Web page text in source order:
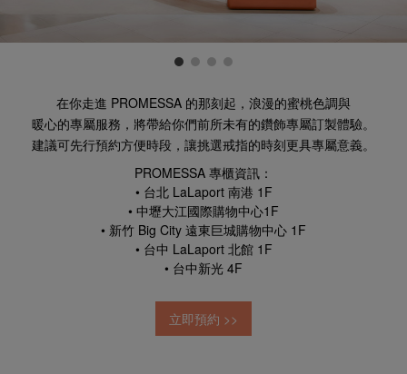
在你走進 PROMESSA 的那刻起， 浪漫的蜜桃色調與
暖心的專屬服務， 將帶給你們前所未有的鑽飾專屬訂製體驗。
建議可先行預約方便時段， 讓挑選戒指的時刻更具專屬意義。
PROMESSA 專櫃資訊：
• 台北 LaLaport 南港 1F
• 中壢大江國際購物中心1F
• 新竹 Big City 遠東巨城購物中心 1F
• 台中 LaLaport 北館 1F
• 台中新光 4F
立即預約 >>